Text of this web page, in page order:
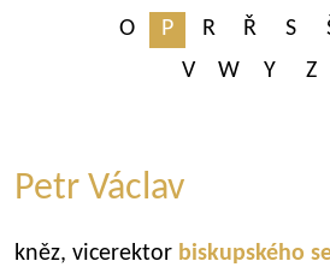
O
P R Ř S
V
W Y Z
Petr Václav
kněz, vicerektor biskupského